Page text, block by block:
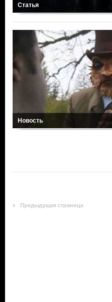
Статья
Новость
Предыдущая страница